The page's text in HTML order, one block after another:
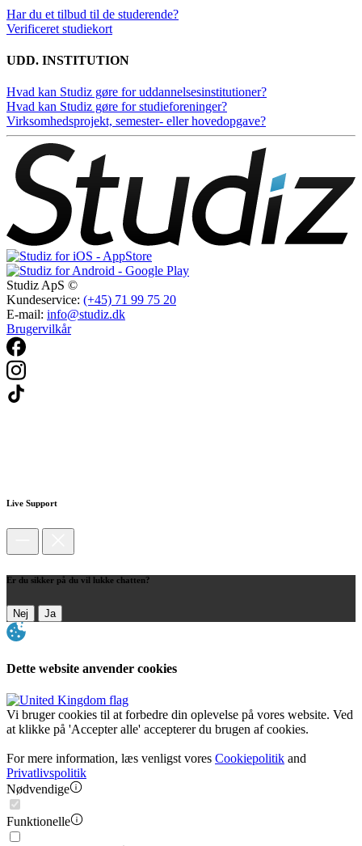
Har du et tilbud til de studerende?
Verificeret studiekort
UDD. INSTITUTION
Hvad kan Studiz gøre for uddannelsesinstitutioner?
Hvad kan Studiz gøre for studieforeninger?
Virksomhedsprojekt, semester- eller hovedopgave?
Studiz ApS ©
Kundeservice: (+45) 71 99 75 20
E-mail: info@studiz.dk
Brugervilkår
Live Support
Er du sikker på du vil lukke chatten?
Nej Ja
Dette website anvender cookies
Vi bruger cookies til at forbedre din oplevelse på vores website. Ved
at klikke på 'Accepter alle' accepterer du brugen af cookies.
For mere information, læs venligst vores Cookiepolitik and
Privatlivspolitik
Nødvendige
Funktionelle